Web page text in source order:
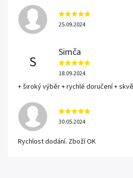
25.09.2024
S
Simča
18.09.2024
+ široký výběr + rychlé doručení +
30.05.2024
Rychlost dodání. Zboží OK